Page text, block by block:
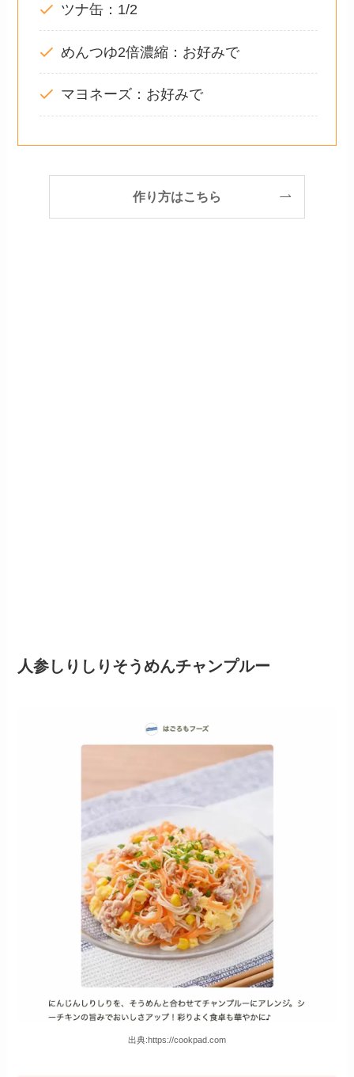
ツナ缶：1/2
めんつゆ2倍濃縮：お好みで
マヨネーズ：お好みで
作り方はこちら
人参しりしりそうめんチャンプルー
出典:https://cookpad.com